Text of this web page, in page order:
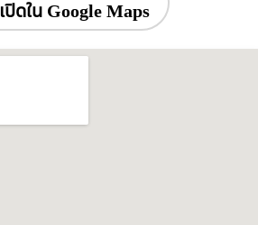
เปิดใน Google Maps